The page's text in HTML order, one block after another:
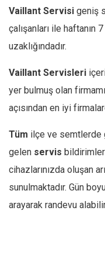
Vaillant Servisi geniş
çalışanları ile
uzaklığındadır.
Vaillant Servisleri
yer bulmuş olan
açısından en iyi
Tüm ilçe ve
gelen servis
cihazlarınızda oluşan
sunulmaktadır. Gün
arayarak randevu